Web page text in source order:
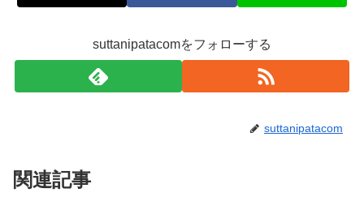
suttanipatacomをフォローする
suttanipatacom
関連記事